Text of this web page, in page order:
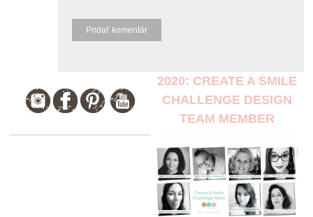
2020: CREATE A SMILE
CHALLENGE DESIGN
TEAM MEMBER